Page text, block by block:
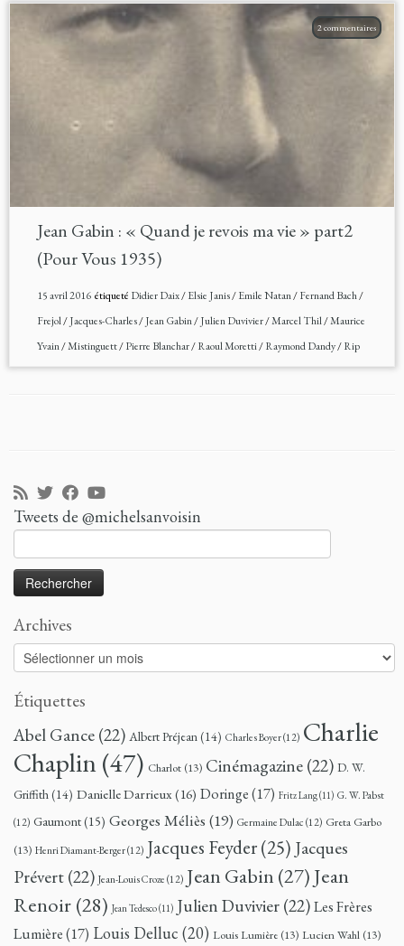
2 commentaires
Jean Gabin : « Quand je revois ma vie » part2
(Pour Vous 1935)
15 avril 2016étiqueté Didier Daix/Elsie Janis/Emile Natan/Fernand Bach/
Frejol/Jacques-Charles/Jean Gabin/Julien Duvivier/Marcel Thil/Maurice
Yvain/Mistinguett/Pierre Blanchar/Raoul Moretti/Raymond Dandy/Rip
Tweets de @michelsanvoisin
Archives
Archives
Étiquettes
Abel Gance(22) Albert Préjean(14) Charles Boyer(12) Charlie
Chaplin(47) Charlot (13) Cinémagazine(22) D. W.
Griffith(14) Danielle Darrieux(16) Doringe(17) Fritz Lang(11) G. W. Pabst
(12) Gaumont(15) Georges Méliès (19) Germaine Dulac (12) Greta Garbo
(13) Henri Diamant-Berger(12) Jacques Feyder(25) Jacques
Prévert(22) Jean-Louis Croze (12) Jean Gabin (27) Jean
Renoir (28) Jean Tedesco(11) Julien Duvivier(22)Les Frères
Lumière(17) Louis Delluc (20) Louis Lumière (13) Lucien Wahl (13)